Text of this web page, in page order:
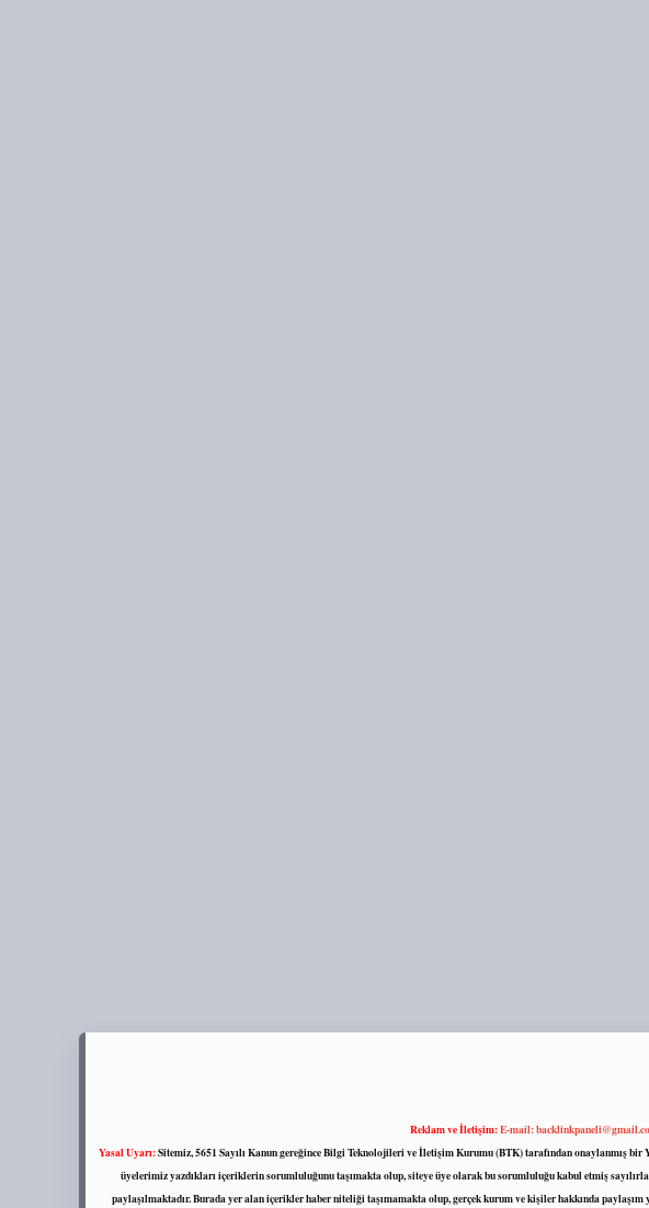
Reklam ve İletişim:E-mail:
Yasal Uyarı:Sitemiz, 5651 Sayılı Kanun gereğince Bilgi Teknolojileri ve İletişim Kurumu (BTK) tarafından onaylanmış
üyelerimiz yazdıkları içeriklerin sorumluluğunu taşımakta olup, siteye üye olarak bu sorumluluğu kabul etmiş
paylaşılmaktadır. Burada yer alan içerikler haber niteliği taşımamakta olup, gerçek kurum ve kişiler hakkında